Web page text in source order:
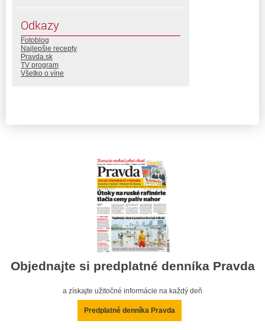
Odkazy
Fotoblog
Najlepšie recepty
Pravda.sk
TV program
Všetko o víne
Objednajte si predplatné denníka Pravda
a získajte užitočné informácie na každý deň
Predplatné denníka Pravda